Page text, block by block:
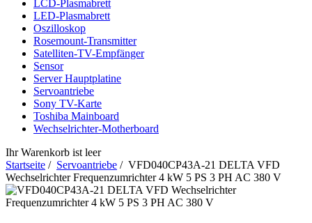
LCD-Plasmabrett
LED-Plasmabrett
Oszilloskop
Rosemount-Transmitter
Satelliten-TV-Empfänger
Sensor
Server Hauptplatine
Servoantriebe
Sony TV-Karte
Toshiba Mainboard
Wechselrichter-Motherboard
Ihr Warenkorb ist leer
Startseite / Servoantriebe / VFD040CP43A-21 DELTA VFD
Wechselrichter Frequenzumrichter 4 kW 5 PS 3 PH AC 380 V